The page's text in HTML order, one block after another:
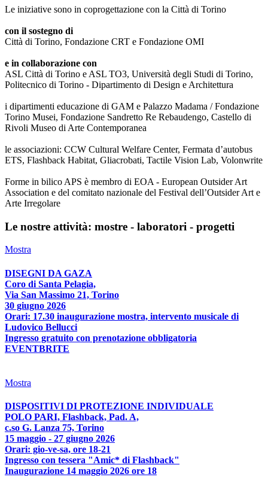
Le iniziative sono in coprogettazione con la Città di Torino
con il sostegno di
Città di Torino, Fondazione CRT e Fondazione OMI
e in collaborazione con
ASL Città di Torino e ASL TO3, Università degli Studi di Torino,
Politecnico di Torino - Dipartimento di Design e Architettura
i dipartimenti educazione di GAM e Palazzo Madama / Fondazione
Torino Musei, Fondazione Sandretto Re Rebaudengo, Castello di
Rivoli Museo di Arte Contemporanea
le associazioni: CCW Cultural Welfare Center, Fermata d’autobus
ETS, Flashback Habitat, Gliacrobati, Tactile Vision Lab, Volonwrite
Forme in bilico APS è membro di EOA - European Outsider Art
Association e del comitato nazionale del Festival dell’Outsider Art e
Arte Irregolare
Le nostre attività: mostre - laboratori - progetti
Mostra
DISEGNI DA GAZA
Coro di Santa Pelagia,
Via San Massimo 21, Torino
30 giugno 2026
Orari: 17.30 inaugurazione mostra, intervento musicale di
Ludovico Bellucci
Ingresso gratuito con prenotazione obbligatoria
EVENTBRITE
Mostra
DISPOSITIVI DI PROTEZIONE INDIVIDUALE
POLO PARI, Flashback, Pad. A,
c.so G. Lanza 75, Torino
15 maggio - 27 giugno 2026
Orari: gio-ve-sa, ore 18-21
Ingresso con tessera "Amic* di Flashback"
Inaugurazione 14 maggio 2026 ore 18